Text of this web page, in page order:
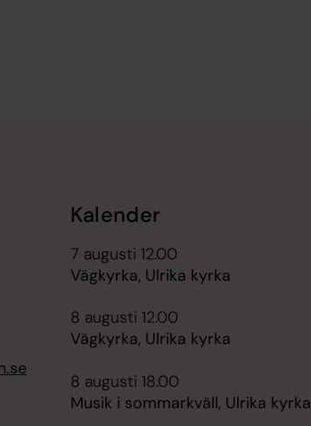
Kalender
7 augusti 12.00
Vägkyrka, Ulrika kyrka
8 augusti 12.00
Vägkyrka, Ulrika kyrka
8 augusti 18.00
Musik i sommarkväll, Ulrika kyrka